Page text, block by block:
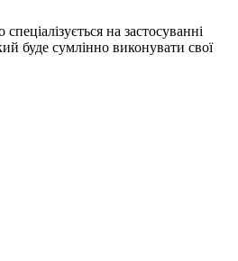
на застосуванні
буде сумлінно виконувати свої